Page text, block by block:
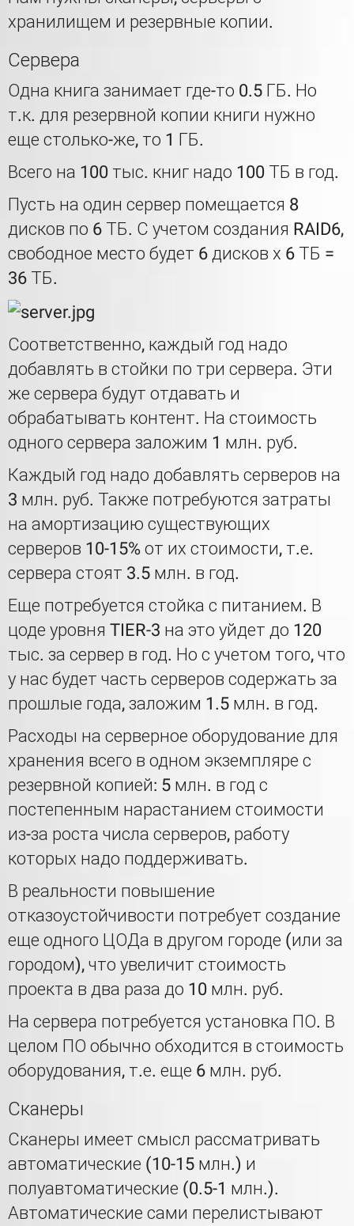
хранилищем и резервные копии.
Сервера
Одна книга занимает где-то 0.5 ГБ. Но
т.к. для резервной копии книги нужно
еще столько-же, то 1 ГБ.
Всего на 100 тыс. книг надо 100 ТБ в год.
Пусть на один сервер помещается 8
дисков по 6 ТБ. С учетом создания RAID6,
свободное место будет 6 дисков х 6 ТБ =
36 ТБ.
Соответственно, каждый год надо
добавлять в стойки по три сервера. Эти
же сервера будут отдавать и
обрабатывать контент. На стоимость
одного сервера заложим 1 млн. руб.
Каждый год надо добавлять серверов на
3 млн. руб. Также потребуются затраты
на амортизацию существующих
серверов 10-15% от их стоимости, т.е.
сервера стоят 3.5 млн. в год.
Еще потребуется стойка с питанием. В
цоде уровня TIER-3 на это уйдет до 120
тыс. за сервер в год. Но с учетом того, что
у нас будет часть серверов содержать за
прошлые года, заложим 1.5 млн. в год.
Расходы на серверное оборудование для
хранения всего в одном экземпляре с
резервной копией: 5 млн. в год с
постепенным нарастанием стоимости
из-за роста числа серверов, работу
которых надо поддерживать.
В реальности повышение
отказоустойчивости потребует создание
еще одного ЦОДа в другом городе (или за
городом), что увеличит стоимость
проекта в два раза до 10 млн. руб.
На сервера потребуется установка ПО. В
целом ПО обычно обходится в стоимость
оборудования, т.е. еще 6 млн. руб.
Сканеры
Сканеры имеет смысл рассматривать
автоматические (10-15 млн.) и
полуавтоматические (0.5-1 млн.).
Автоматические сами перелистывают